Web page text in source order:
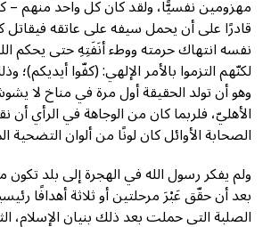
مهزومين نفسيًّا، ولقد كان كل واحد منهم –
قادرًا على أن يحمل سيفه على عاتقه
نفسه انتهاك حرمته ووطء أنَفَتِهِ حتى يحكم
لكنّهم التزموا بالأمر الإلهي: (كفّوا
وهو أن تولد الحقيقة أول مرة في مناخ لا
الأهليّ، فلربما كان من الوجاهة في الرأي
الصحابة الأوائل كان لونًا من ألوان التضحية
ولم يفكر رسول الله في الهجرة إلى بلد تكون
بعد أن حقّق عَبْرَ مرحلتين أو ثلاثة أهدافًا
الصلبة التي حملت بعد ذلك بنيان الإسلام،